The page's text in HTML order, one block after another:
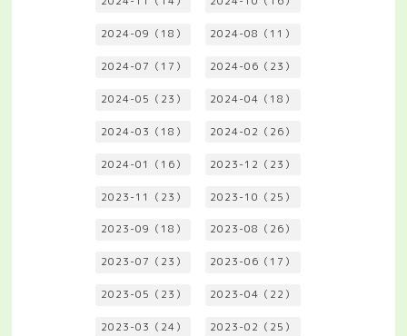
2024-09（18） 2024-08（11）
2024-07（17） 2024-06（23）
2024-05（23） 2024-04（18）
2024-03（18） 2024-02（26）
2024-01（16） 2023-12（23）
2023-11（23） 2023-10（25）
2023-09（18） 2023-08（26）
2023-07（23） 2023-06（17）
2023-05（23） 2023-04（22）
2023-03（24） 2023-02（25）